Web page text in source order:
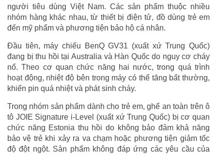
người tiêu dùng Việt Nam. Các sản phẩm thuộc nhiều
nhóm hàng khác nhau, từ thiết bị điện tử, đồ dùng trẻ em
đến mỹ phẩm và phương tiện bảo hộ cá nhân.
Đầu tiên, máy chiếu BenQ GV31 (xuất xứ Trung Quốc)
đang bị thu hồi tại Australia và Hàn Quốc do nguy cơ cháy
nổ. Theo cơ quan chức năng hai nước, trong quá trình
hoạt động, nhiệt độ bên trong máy có thể tăng bất thường,
khiến pin quá nhiệt và phát sinh cháy.
Trong nhóm sản phẩm dành cho trẻ em, ghế an toàn trên ô
tô JOIE Signature i-Level (xuất xứ Trung Quốc) bị cơ quan
chức năng Estonia thu hồi do không bảo đảm khả năng
bảo vệ trẻ khi xảy ra va chạm hoặc phương tiện giảm tốc
độ đột ngột. Sản phẩm không đáp ứng các yêu cầu của